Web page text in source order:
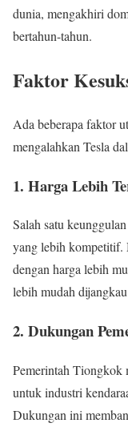
dunia, mengakhiri
bertahun-tahun.
Faktor
Ada beberapa faktor
mengalahkan Tesla
1. Harga Lebih
Salah satu
yang lebih
dengan harga lebih
lebih mudah
2. Dukungan
Pemerintah Tiongkok
untuk industri
Dukungan ini